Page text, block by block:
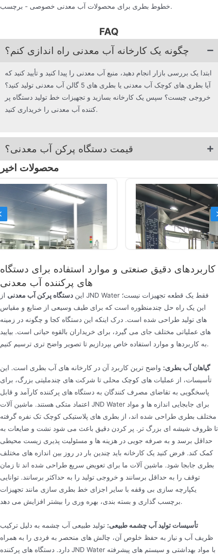
خطوط بطری برای محصولات آب معدنی خصوصی - برچسب.
FAQ
چگونه یک کارخانه آب معدنی راه اندازی کنم؟
ابتدا یک بررسی بازار انجام دهید، منبع آب معدنی را پیدا کنید و تأیید کنید که
آیا بطری های کوچک آب معدنی یا بطری های 5 گالن آب معدنی تولید کنید؟
خروجی چیست؟ سپس یک کارخانه بسازید و تجهیزات خط تولید دستگاه پر
کننده آب معدنی را خریداری کنید.
قیمت دستگاه پرکن آب معدنی؟
محصولات اخیر
دستگاه پرکن آب بطری
دستگاه پر کننده آب بطری Jndwater یک راه حل پیشرفته
است که برای بهینه سازی فرآیند تولید آب بطری طراحی
شده است. دستگاه بطری آب ترکیبی از فناوری پیشرفته و
عملکرد قابل اعتماد است و آن را به گزینه ای ایده آل برای
صنعت آب بطری تبدیل می کند. پرکننده بطری آب می تواند
آب تصفیه شده، آب معدنی، آب مقطر و غیره را پر کند.
Previous
کاربردهای دقیق صنعتی و موارد استفاده برای دستگاه
های پرکننده آب معدنی
این دستگاه پرکن آب معدنی از JND Water فقط یک قطعه تجهیزات نیست؛
این یک راه حل چندمنظوره است که برای طیف وسیعی از صنایع و مقیاس
های تولید طراحی شده است. درک اینکه این دستگاه کجا و چگونه در زمینه
های عملیاتی مختلف جای می گیرد، برای خریداران بالقوه حیاتی است. بیایید
به کاربردها و موارد استفاده خاص بپردازیم تا تصویر واضح تری ترسیم کنیم.
گیاهان آب بطری: واضح ترین کاربرد آن در کارخانه های آب بطری است. این
تأسیسات، از عملیات های کوچک محلی تا شرکت های چندملیتی بزرگ، برای
پاسخگویی به تقاضای مصرف کنندگان به دستگاه های پرکننده کارآمد و قابل
اعتماد متکی هستند. ماشین آلات JND Water برای جابجایی اندازه ها و مواد
مختلف بطری طراحی شده اند، از بطری های پلاستیکی کوچک تک نفره گرفته
تا ظروف شیشه ای بزرگ تر. پر کردن دقیق باعث می شود نشت و ضایعات به
حداقل برسد و به صرفه جویی در هزینه ها و مسئولیت پذیری زیست محیطی
کمک کند. فرض کنید یک کارخانه باید چندین بار در روز بین اندازه های مختلف
بطری جابجا شود. ماشین آلات ما برای تعویض سریع طراحی شده اند تا زمان
توقف را به حداقل برسانند و خروجی تولید را به حداکثر برسانند. توانایی
یکپارچه سازی بی وقفه با سایر اجزای خط بطری سازی مانند تجهیزات
برچسب گذاری و بسته بندی، بهره وری را بیشتر افزایش می دهد.
تأسیسات تولید آب چشمه طبیعی: تولید طبیعی آب چشمه به دلیل ترکیب
ظریف آب و نیاز به حفظ خلوص آن، چالش های منحصر به فردی را به همراه
دارد. دستگاه های پرکننده JND Water با مواد بهداشتی و سیستم های پیشرفته